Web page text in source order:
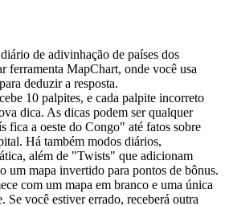
de adivinhação de países dos
ferramenta MapChart, onde você usa
deduzir a resposta.
10 palpites, e cada palpite incorreto
dica. As dicas podem ser qualquer
fica a oeste do Congo" até fatos sobre
Há também modos diários,
além de "Twists" que adicionam
um mapa invertido para pontos de bônus.
com um mapa em branco e uma única
Se você estiver errado, receberá outra